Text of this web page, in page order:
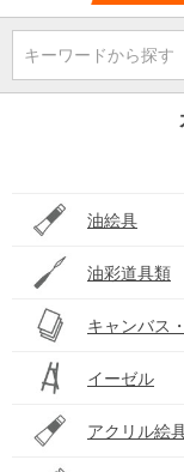
キーワードから探す
油絵具
油彩道具類
キャンバス
イーゼル
アクリル絵